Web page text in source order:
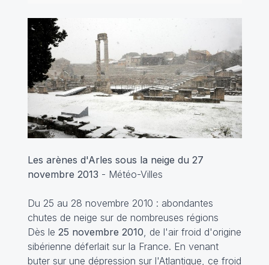
Les arènes d'Arles sous la neige du 27
novembre 2013 - Météo-Villes
Du 25 au 28 novembre 2010 : abondantes
chutes de neige sur de nombreuses régions
Dès le 25 novembre 2010 , de l'air froid d'origine
sibérienne déferlait sur la France. En venant
buter sur une dépression sur l'Atlantique, ce froid